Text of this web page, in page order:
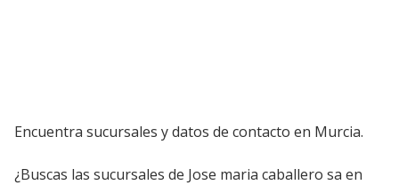
Encuentra sucursales y datos de contacto en Murcia.
¿Buscas las sucursales de Jose maria caballero sa en